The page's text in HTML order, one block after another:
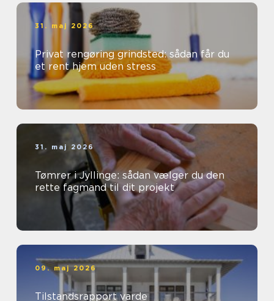
31. maj 2026
Privat rengøring grindsted: sådan får du
et rent hjem uden stress
31. maj 2026
Tømrer i Jyllinge: sådan vælger du den
rette fagmand til dit projekt
09. maj 2026
Tilstandsrapport varde